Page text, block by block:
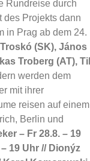
Rundreise durch
des Projekts dann
in Prag ab dem 24.
(SK), János
Troberg (AT), Till
werden dem
mit ihrer
reisen auf einem
Berlin und
– Fr 28.8. – 19
19 Uhr // Dionýz